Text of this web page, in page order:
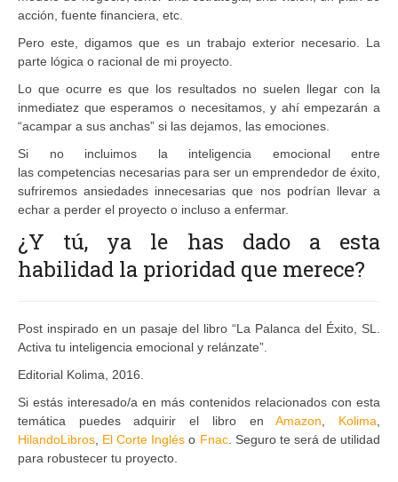
acción, fuente financiera, etc.
Pero este, digamos que es un trabajo exterior necesario. La
parte lógica o racional de mi proyecto.
Lo que ocurre es que los resultados no suelen llegar con la
inmediatez que esperamos o necesitamos, y ahí empezarán a
“acampar a sus anchas” si las dejamos, las emociones.
Si no incluimos la inteligencia emocional entre
las competencias necesarias para ser un emprendedor de éxito,
sufriremos ansiedades innecesarias que nos podrían llevar a
echar a perder el proyecto o incluso a enfermar.
¿Y tú, ya le has dado a esta
habilidad la prioridad que merece?
Post inspirado en un pasaje del libro “La Palanca del Éxito, SL.
Activa tu inteligencia emocional y relánzate”.
Editorial Kolima, 2016.
Si estás interesado/a en más contenidos relacionados con esta
temática puedes adquirir el libro enAmazon Kolima
HilandoLibros El Corte Inglés o Fnac. Seguro te será de utilidad
para robustecer tu proyecto.